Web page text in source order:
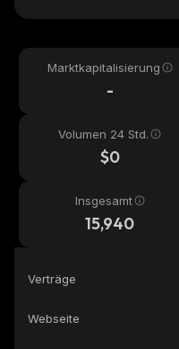
Marktkapitalisierung
-
Volumen 24 Std.
$0
Insgesamt
15,940
Verträge
Webseite